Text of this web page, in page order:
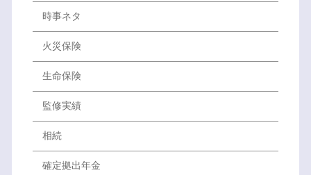
時事ネタ
火災保険
生命保険
監修実績
相続
確定拠出年金